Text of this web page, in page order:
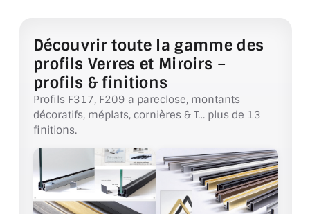
CATALOGUE DE PROFILS ET FIXATION DU
VERRE
LES FIXATIONS POUR MIROIR
VITRINE EN VERRE
CONNECTEURS ET ASSEMBLAGE DE VERRES
Découvrir toute la gamme des
profils Verres et Miroirs –
profils & finitions
Profils F317, F209 a pareclose, montants
décoratifs, méplats, cornières & T… plus de 13
finitions.